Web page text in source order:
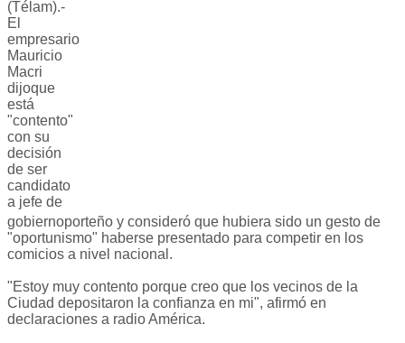
(Télam).-
El
empresario
Mauricio
Macri
dijoque
está
"contento"
con su
decisión
de ser
candidato
a jefe de
gobiernoporteño y consideró que hubiera sido un gesto de
"oportunismo" haberse presentado para competir en los
comicios a nivel nacional.
"Estoy muy contento porque creo que los vecinos de la
Ciudad depositaron la confianza en mi", afirmó en
declaraciones a radio América.